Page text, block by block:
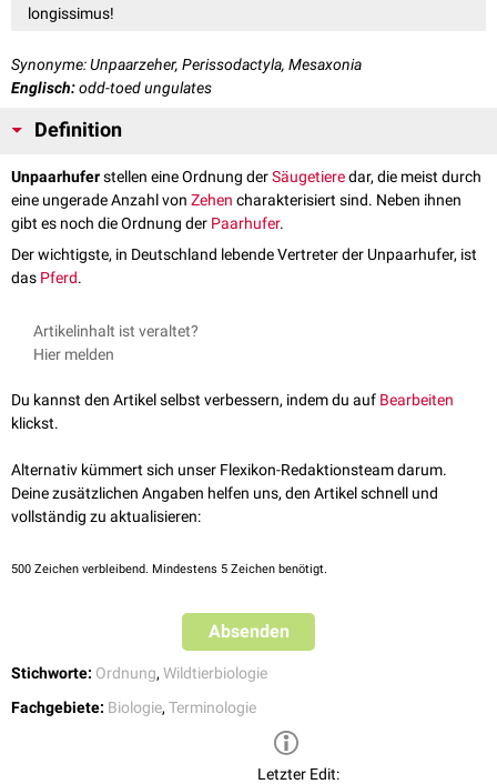
longissimus!
Synonyme: Unpaarzeher, Perissodactyla, Mesaxonia
Englisch:odd-toed ungulates
Definition
Unpaarhuferstellen eine Ordnung derSäugetieredar, die meist durch
eine ungerade Anzahl von Zehen charakterisiert sind. Neben ihnen
gibt es noch die Ordnung der Paarhufer.
Der wichtigste, in Deutschland lebende Vertreter der Unpaarhufer, ist
das Pferd.
Artikelinhalt ist veraltet?
Hier melden
Du kannst den Artikel selbst verbessern, indem du auf Bearbeiten
klickst.
Alternativ kümmert sich unser Flexikon-Redaktionsteam darum.
Deine zusätzlichen Angaben helfen uns, den Artikel schnell und
vollständig zu aktualisieren:
500 Zeichen verbleibend. Mindestens 5 Zeichen benötigt.
Absenden
Stichworte: Ordnung, Wildtierbiologie
Fachgebiete: Biologie, Terminologie
Letzter Edit: